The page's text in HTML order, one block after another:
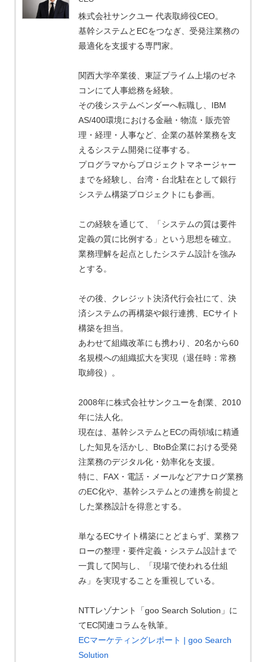
株式会社サンクユー 代表取締役CEO。
基幹システムとECをつなぎ、受発注業務の
最適化を支援する専門家。
関西大学卒業後、東証プライム上場のゼネ
コンにて人事総務を経験。
その後システムベンダーへ転職し、IBM
AS/400環境における金融・物流・販売管
理・経理・人事など、企業の基幹業務を支
えるシステム開発に従事する。
プログラマからプロジェクトマネージャー
までを経験し、台湾・台北駐在として銀行
システム構築プロジェクトにも参画。
この経験を通じて、「システムの質は要件
定義の質に比例する」という思想を確立。
業務理解を起点としたシステム設計を強み
とする。
その後、クレジット決済代行会社にて、決
済システムの再構築や銀行連携、ECサイト
構築を担当。
あわせて組織改革にも携わり、20名から60
名規模への組織拡大を実現（退任時：常務
取締役）。
2008年に株式会社サンクユーを創業、2010
年に法人化。
現在は、基幹システムとECの両領域に精通
した知見を活かし、BtoB企業における受発
注業務のデジタル化・効率化を支援。
特に、FAX・電話・メールなどアナログ業務
のEC化や、基幹システムとの連携を前提と
した業務設計を得意とする。
単なるECサイト構築にとどまらず、業務フ
ローの整理・要件定義・システム設計まで
一貫して関与し、「現場で使われる仕組
み」を実現することを重視している。
NTTレゾナント「goo Search Solution」に
てEC関連コラムを執筆。
ECマーケティングレポート | goo Search
Solution